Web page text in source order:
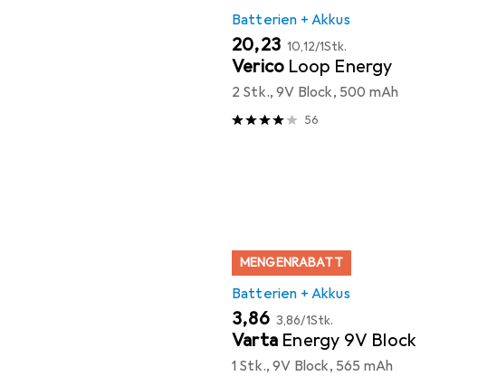
Batterien + Akkus
EUR
20,23 EUR
10,12/1Stk.
Verico Loop Energy
2 Stk., 9V Block, 500 mAh
56
MENGENRABATT
Batterien + Akkus
EUR
3,86 EUR
3,86/1Stk.
Varta Energy 9V Block
1 Stk., 9V Block, 565 mAh